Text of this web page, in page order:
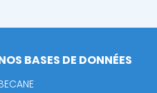
BASES DE DONNÉES